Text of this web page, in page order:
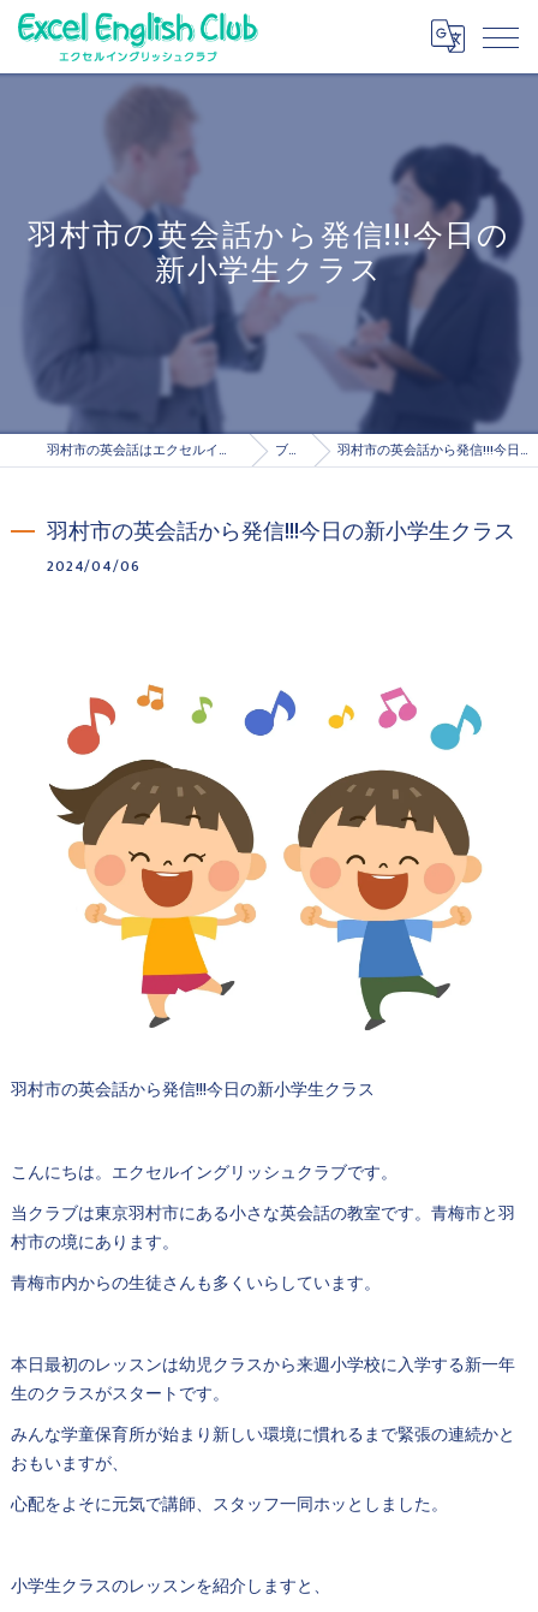
羽村市の英会話から発信!!!今日の
新小学生クラス
羽村市の英会話はエクセルイングリッシュクラブ ブログ 羽村市の英会話から発信!!!今日の新小学生クラス
羽村市の英会話から発信!!!今日の新小学生クラス
2024/04/06
羽村市の英会話から発信!!!今日の新小学生クラス
こんにちは。エクセルイングリッシュクラブです。
当クラブは東京羽村市にある小さな英会話の教室です。青梅市と羽
村市の境にあります。
青梅市内からの生徒さんも多くいらしています。
本日最初のレッスンは幼児クラスから来週小学校に入学する新一年
生のクラスがスタートです。
みんな学童保育所が始まり新しい環境に慣れるまで緊張の連続かと
おもいますが、
心配をよそに元気で講師、スタッフ一同ホッとしました。
小学生クラスのレッスンを紹介しますと、